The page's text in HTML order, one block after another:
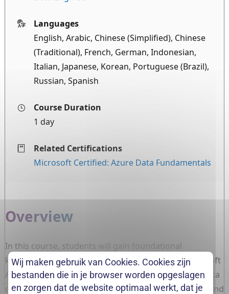
Wij maken gebruik van Cookies. Cookies zijn
bestanden die in je browser worden opgeslagen
en zorgen dat de website optimaal werkt, dat je